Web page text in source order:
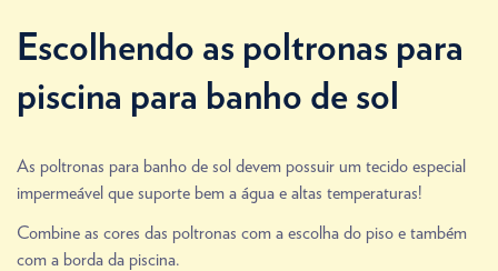
Escolhendo as poltronas para
piscina para banho de sol
As poltronas para banho de sol devem possuir um tecido especial
impermeável que suporte bem a água e altas temperaturas!
Combine as cores das poltronas com a escolha do piso e também
com a borda da piscina.